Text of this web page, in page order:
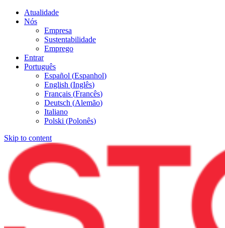
Atualidade
Nós
Empresa
Sustentabilidade
Emprego
Entrar
Português
Español (Espanhol)
English (Inglês)
Français (Francês)
Deutsch (Alemão)
Italiano
Polski (Polonês)
Skip to content